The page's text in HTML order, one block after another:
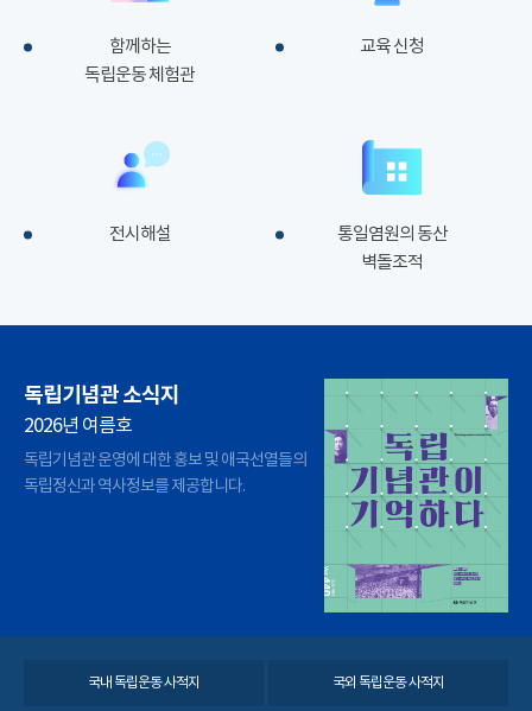
함께하는
독립운동 체험관
교육 신청
전시해설
통일염원의 동산
벽돌조적
독립기념관 소식지
2026년 여름호
독립기념관 운영에 대한 홍보 및 애국선열들의
독립정신과 역사정보를 제공합니다.
국내 독립운동 사적지 국외 독립운동 사적지